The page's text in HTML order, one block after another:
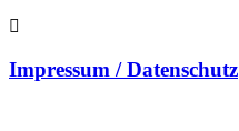
Impressum / Datenschutz